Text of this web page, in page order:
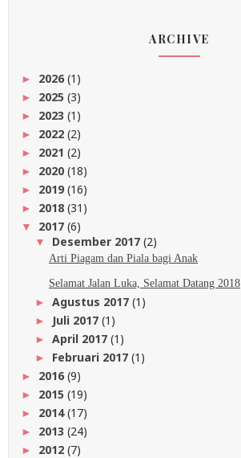
ARCHIVE
► 2026(1)
► 2025 (3)
► 2023 (1)
► 2022 (2)
► 2021 (2)
► 2020 (18)
► 2019(16)
► 2018 (31)
▼ 2017 (6)
▼ Desember 2017 (2)
Arti Piagam dan Piala bagi Anak
Selamat Jalan Luka, Selamat Datang 2018
► Agustus 2017 (1)
► Juli 2017 (1)
► April 2017 (1)
► Februari 2017 (1)
► 2016(9)
► 2015 (19)
► 2014(17)
► 2013 (24)
► 2012 (7)